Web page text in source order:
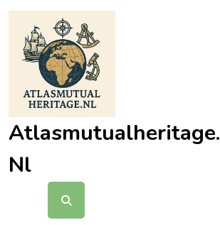
Ga
inhoud
Atlasmutualheritage.
Nl